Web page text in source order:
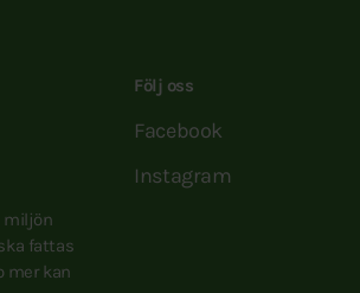
miljön
fattas
mer kan
Följ oss
Facebook
Instagram